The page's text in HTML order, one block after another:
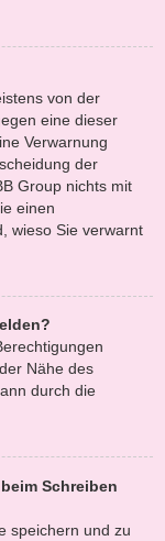
von der
eine dieser
Verwarnung
der
Group nichts mit
einen
wieso Sie verwarnt
Nähe des
durch die
Schreiben
speichern und zu